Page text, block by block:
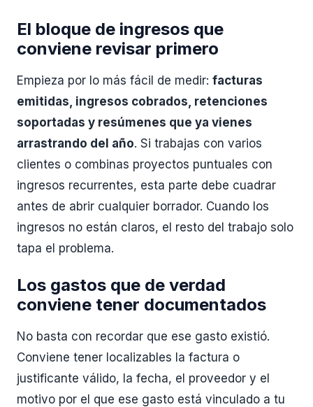
El bloque de ingresos que
conviene revisar primero
Empieza por lo más fácil de medir: facturas
emitidas, ingresos cobrados, retenciones
soportadas y resúmenes que ya vienes
arrastrando del año. Si trabajas con varios
clientes o combinas proyectos puntuales con
ingresos recurrentes, esta parte debe cuadrar
antes de abrir cualquier borrador. Cuando los
ingresos no están claros, el resto del trabajo solo
tapa el problema.
Los gastos que de verdad
conviene tener documentados
No basta con recordar que ese gasto existió.
Conviene tener localizables la factura o
justificante válido, la fecha, el proveedor y el
motivo por el que ese gasto está vinculado a tu